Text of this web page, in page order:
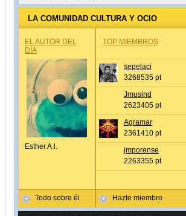
LA COMUNIDAD CULTURA Y OCIO
EL AUTOR DEL
DÍA
Esther A.l.
Todo sobre él
TOP MIEMBROS
sepelaci
3268535 pt
Jmusind
2623405 pt
Agramar
2361410 pt
jmporense
2263355 pt
Hazte miembro